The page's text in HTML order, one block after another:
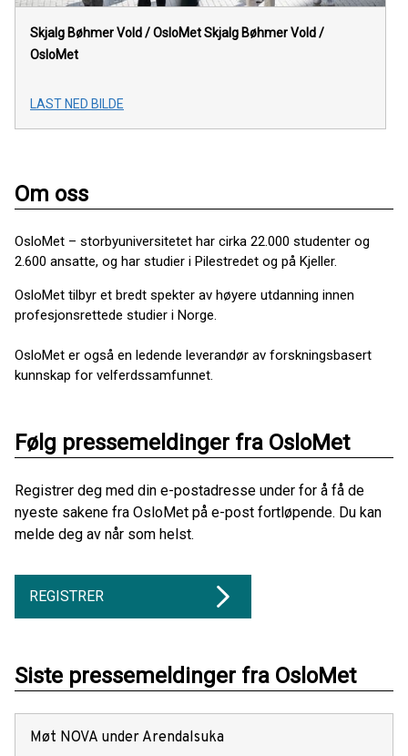
Skjalg Bøhmer Vold / OsloMetSkjalg Bøhmer Vold /
OsloMet
LAST NED BILDE
Om oss
OsloMet – storbyuniversitetet har cirka 22.000 studenter og
2.600 ansatte, og har studier i Pilestredet og på Kjeller.
OsloMet tilbyr et bredt spekter av høyere utdanning innen
profesjonsrettede studier i Norge.
OsloMet er også en ledende leverandør av forskningsbasert
kunnskap for velferdssamfunnet.
Følg pressemeldinger fra OsloMet
Registrer deg med din e-postadresse under for å få de
nyeste sakene fra OsloMet på e-post fortløpende. Du kan
melde deg av når som helst.
REGISTRER
Siste pressemeldinger fra OsloMet
Møt NOVA under Arendalsuka